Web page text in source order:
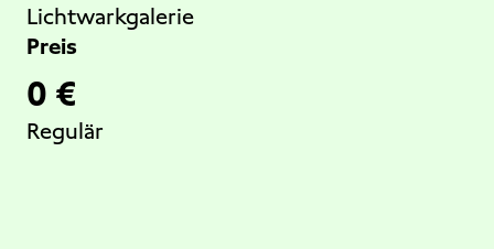
Lichtwarkgalerie
Preis
0 €
Regulär